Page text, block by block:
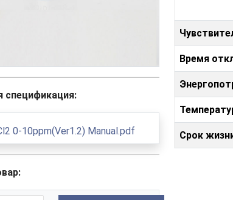
спецификация:
0-10ppm(Ver1.2) Manual.pdf
Время
Срок